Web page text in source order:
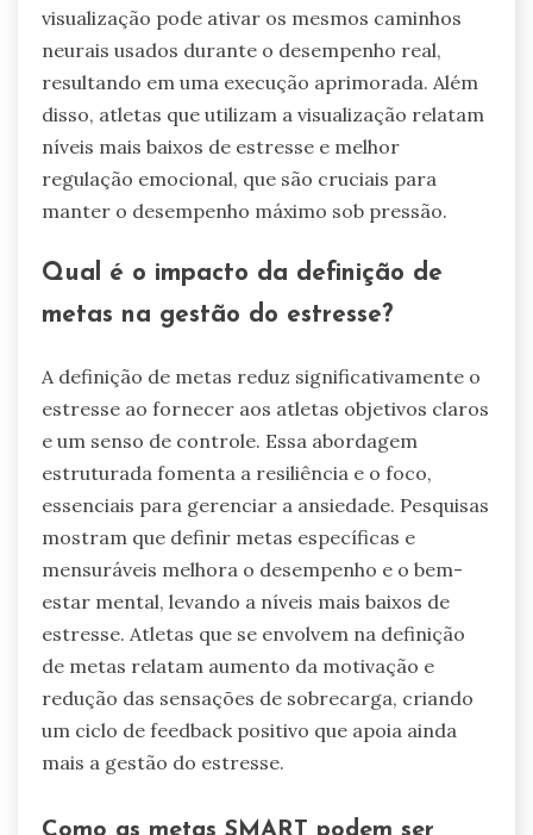
visualização pode ativar os mesmos caminhos
neurais usados durante o desempenho real,
resultando em uma execução aprimorada. Além
disso, atletas que utilizam a visualização relatam
níveis mais baixos de estresse e melhor
regulação emocional, que são cruciais para
manter o desempenho máximo sob pressão.
Qual é o impacto da definição de
metas na gestão do estresse?
A definição de metas reduz significativamente o
estresse ao fornecer aos atletas objetivos claros
e um senso de controle. Essa abordagem
estruturada fomenta a resiliência e o foco,
essenciais para gerenciar a ansiedade. Pesquisas
mostram que definir metas específicas e
mensuráveis melhora o desempenho e o bem-
estar mental, levando a níveis mais baixos de
estresse. Atletas que se envolvem na definição
de metas relatam aumento da motivação e
redução das sensações de sobrecarga, criando
um ciclo de feedback positivo que apoia ainda
mais a gestão do estresse.